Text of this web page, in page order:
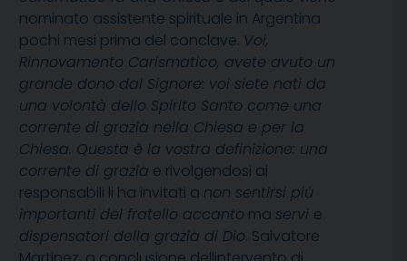
nominato assistente spirituale in Argentina
pochi mesi prima del conclave.  Voi,
Rinnovamento Carismatico, avete avuto un
grande dono dal Signore: voi siete nati da
una volontà dello Spirito Santo come una
corrente di grazia nella Chiesa e per la
Chiesa. Questa è la vostra definizione: una
corrente di grazia  e rivolgendosi ai
responsabili li ha invitati a  non sentirsi più
importanti del fratello accanto  ma  servi e
dispensatori della grazia di Dio. Salvatore